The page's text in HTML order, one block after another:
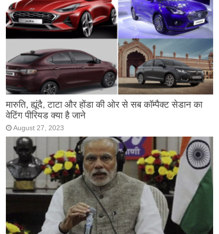
मारुति, ह्यूंदै, टाटा और होंडा की ओर से सब कॉम्पैक्ट सेडान का
वेटिंग पीरियड क्या है जाने
August 27, 2023